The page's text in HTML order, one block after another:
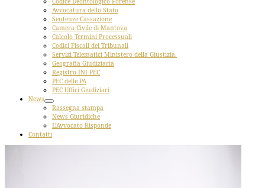
Avvocatura dello Stato
Sentenze Cassazione
Camera Civile di Mantova
Calcolo Termini Processuali
Codici Fiscali dei Tribunali
Servizi Telematici Ministero della Giustizia.
Geografia Giudiziaria
Registro INI PEC
PEC delle PA
PEC Uffici Giudiziari
News
Rassegna stampa
News Giuridiche
L’Avvocato Risponde
Contatti